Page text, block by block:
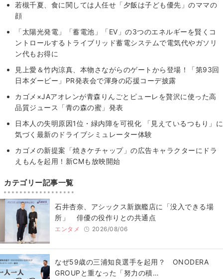
若槻千夏、食に関しては人任せ「夕飯は子ども優先」のママの
顔
「太陽光発電」「蓄電池」「EV」の3つのエネルギーを賢くコ
ントロールするトライブリッド蓄電システムで電気代やガソリ
ン代もお得に
見上愛＆竹内涼真、本物さながらのゲートから登場！「第93回
日本ダービー」PR発表会で渾身の応援コーデ披露
カゴメ×JAアオレンが青森りんごとピューレを贅沢に使った高
品質ジュース「青の森の蜜」発表
日本人の失明原因1位・緑内障を可視化 「見えているつもり」に
気づく最新のドライブシミュレーター体験
カゴメの新提案「焼きケチャップ」の広告キャラクターにドラ
えもんを起用！新CMも放映開始
カテゴリー記事一覧
石井杏奈、アシックス新旗艦店に「没入できる場
所」 俳優の役作りとの共通点
エンタメ 2026/08/06
なぜ59歳の三浦知良選手を起用？ ONODERA
GROUPと重なった「努力の積…